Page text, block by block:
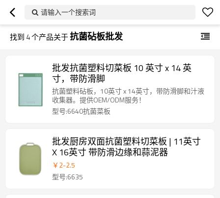
请输入一个搜索词
找到 4个产品关于抗菌砧板批发
批发抗菌塑料切菜板 10 英寸 x 14 英
寸，带防滑脚
抗菌塑料砧板，10英寸 x 14英寸，带防滑脚和汁液
收集器。提供OEM/ODM服务！
型号:6640抗菌菜板
批发厨房双面抗菌塑料切菜板 | 11英寸
X 16英寸 带防滑边缘和蒜泥器
￥2-2.5
型号:6635